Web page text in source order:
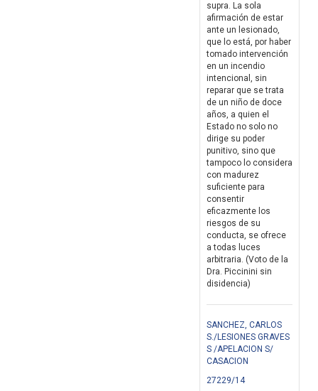
supra. La sola
afirmación de estar
ante un lesionado,
que lo está, por haber
tomado intervención
en un incendio
intencional, sin
reparar que se trata
de un niño de doce
años, a quien el
Estado no solo no
dirige su poder
punitivo, sino que
tampoco lo considera
con madurez
suficiente para
consentir
eficazmente los
riesgos de su
conducta, se ofrece
a todas luces
arbitraria. (Voto de la
Dra. Piccinini sin
disidencia)
SANCHEZ, CARLOS
S./LESIONES GRAVES
S /APELACION S/
CASACION
27229/14